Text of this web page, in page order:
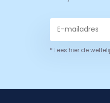
* Lees hier de